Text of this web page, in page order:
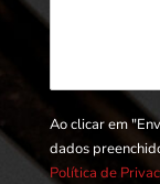
Ao clicar em
dados
Política de